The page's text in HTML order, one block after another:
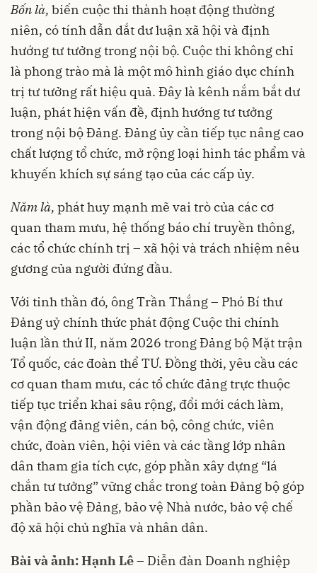
Bốn là, biến cuộc thi thành hoạt động thường
niên, có tính dẫn dắt dư luận xã hội và định
hướng tư tưởng trong nội bộ. Cuộc thi không chỉ
là phong trào mà là một mô hình giáo dục chính
trị tư tưởng rất hiệu quả. Đây là kênh nắm bắt dư
luận, phát hiện vấn đề, định hướng tư tưởng
trong nội bộ Đảng. Đảng ủy cần tiếp tục nâng cao
chất lượng tổ chức, mở rộng loại hình tác phẩm và
khuyến khích sự sáng tạo của các cấp ủy.
Năm là, phát huy mạnh mẽ vai trò của các cơ
quan tham mưu, hệ thống báo chí truyền thông,
các tổ chức chính trị – xã hội và trách nhiệm nêu
gương của người đứng đầu.
Với tinh thần đó, ông Trần Thắng – Phó Bí thư
Đảng uỷ chính thức phát động Cuộc thi chính
luận lần thứ II, năm 2026 trong Đảng bộ Mặt trận
Tổ quốc, các đoàn thể TƯ. Đồng thời, yêu cầu các
cơ quan tham mưu, các tổ chức đảng trực thuộc
tiếp tục triển khai sâu rộng, đổi mới cách làm,
vận động đảng viên, cán bộ, công chức, viên
chức, đoàn viên, hội viên và các tầng lớp nhân
dân tham gia tích cực, góp phần xây dựng “lá
chắn tư tưởng” vững chắc trong toàn Đảng bộ góp
phần bảo vệ Đảng, bảo vệ Nhà nước, bảo vệ chế
độ xã hội chủ nghĩa và nhân dân.
Bài và ảnh: Hạnh Lê– Diễn đàn Doanh nghiệp